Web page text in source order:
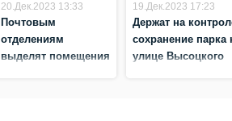
20.Дек.2023 13:33
Почтовым
отделениям
выделят помещения
19.Дек.2023 17:23
Держат на
сохранение парка
улице Высоцкого